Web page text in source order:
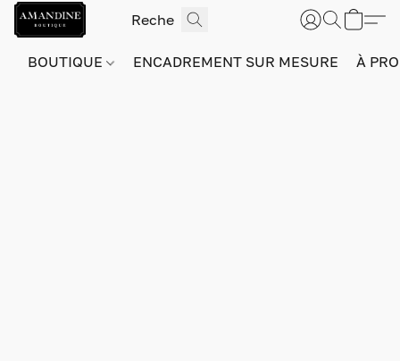
BOUTIQUE ENCADREMENT SUR MESURE À